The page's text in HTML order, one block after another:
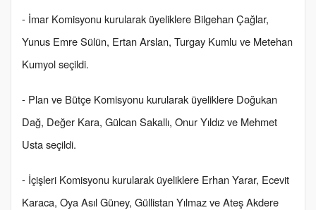
- İmar Komisyonu kurularak üyeliklere Bilgehan Çağlar,
Yunus Emre Sülün, Ertan Arslan, Turgay Kumlu ve Metehan
Kumyol seçildi.
- Plan ve Bütçe Komisyonu kurularak üyeliklere Doğukan
Dağ, Değer Kara, Gülcan Sakallı, Onur Yıldız ve Mehmet
Usta seçildi.
- İçişleri Komisyonu kurularak üyeliklere Erhan Yarar, Ecevit
Karaca, Oya Asıl Güney, Güllistan Yılmaz ve Ateş Akdere